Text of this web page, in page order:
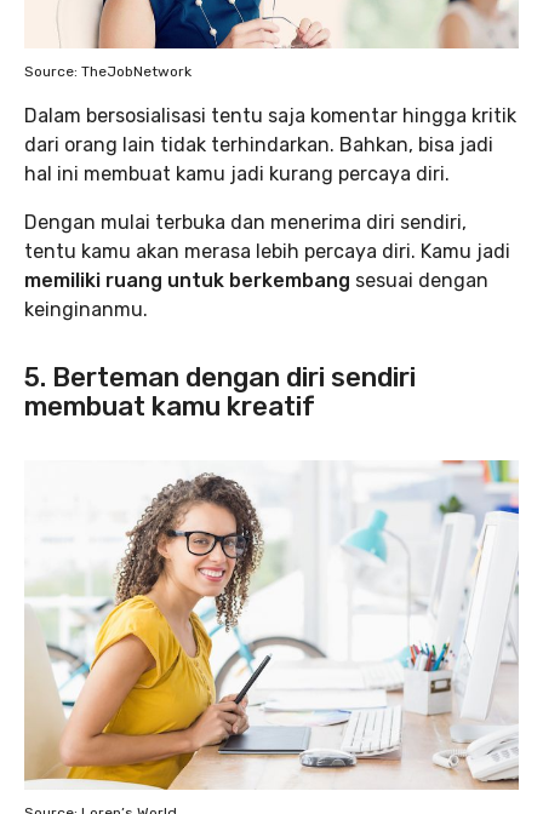
Source: TheJobNetwork
Dalam bersosialisasi tentu saja komentar hingga kritik
dari orang lain tidak terhindarkan. Bahkan, bisa jadi
hal ini membuat kamu jadi kurang percaya diri.
Dengan mulai terbuka dan menerima diri sendiri,
tentu kamu akan merasa lebih percaya diri. Kamu jadi
memiliki ruang untuk berkembang sesuai dengan
keinginanmu.
5. Berteman dengan diri sendiri
membuat kamu kreatif